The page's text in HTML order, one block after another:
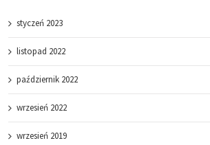
styczeń 2023
listopad 2022
październik 2022
wrzesień 2022
wrzesień 2019